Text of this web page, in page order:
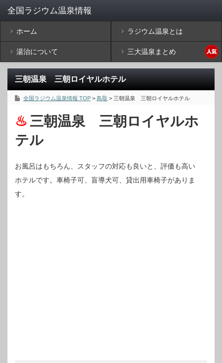
ホーム ラジウム温泉とは
湯治について 三大温泉まとめ
三朝温泉 三朝ロイヤルホテル
全国ラジウム温泉情報 TOP > 鳥取 > 三朝温泉 三朝ロイヤルホテル
三朝温泉 三朝ロイヤルホ
テル
お風呂はもちろん、スタッフの対応も良いと、評価も高い
ホテルです。車椅子可、盲導犬可、貸出用車椅子がありま
す。